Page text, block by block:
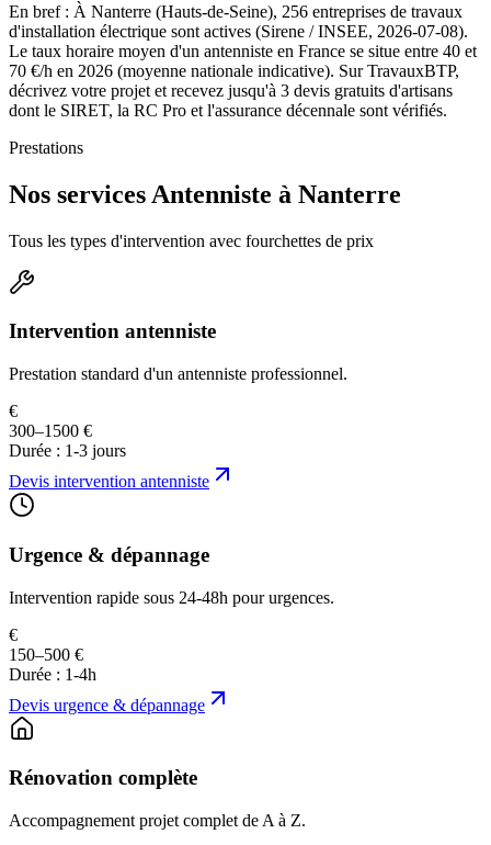
En bref : À Nanterre (Hauts-de-Seine), 256 entreprises de travaux
d'installation électrique sont actives (Sirene / INSEE, 2026-07-08).
Le taux horaire moyen d'un antenniste en France se situe entre 40 et
70 €/h en 2026 (moyenne nationale indicative). Sur TravauxBTP,
décrivez votre projet et recevez jusqu'à 3 devis gratuits d'artisans
dont le SIRET, la RC Pro et l'assurance décennale sont vérifiés.
Prestations
Nos services Antenniste à Nanterre
Tous les types d'intervention avec fourchettes de prix
Intervention antenniste
Prestation standard d'un antenniste professionnel.
€
300–1500 €
Durée : 1-3 jours
Devis intervention antenniste
Urgence & dépannage
Intervention rapide sous 24-48h pour urgences.
€
150–500 €
Durée : 1-4h
Devis urgence & dépannage
Rénovation complète
Accompagnement projet complet de A à Z.